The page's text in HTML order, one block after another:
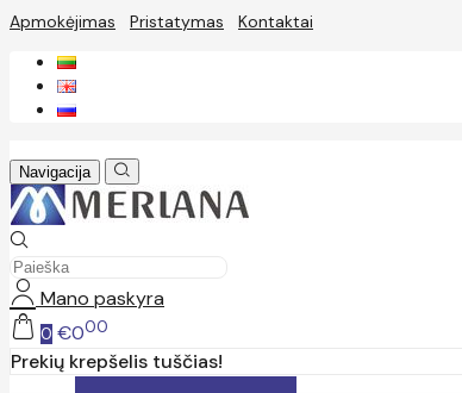
Apmokėjimas Pristatymas Kontaktai
Navigacija
Mano paskyra
0 €000
Prekių krepšelis tuščias!